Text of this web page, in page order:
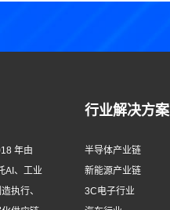
年由
AI、工业
执行、
行业解决方案
半导体产业链
新能源产业链
3C电子行业